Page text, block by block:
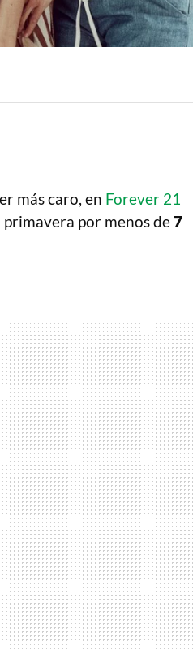
más caro, en Forever 21
primavera por menos de7